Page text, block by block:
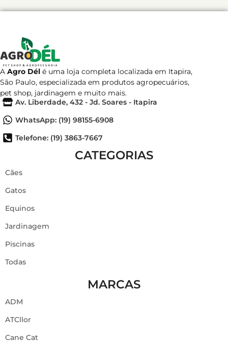
A Agro Dél é uma loja completa localizada em Itapira,
São Paulo, especializada em produtos agropecuários,
pet shop, jardinagem e muito mais.
Av. Liberdade, 432 - Jd. Soares - Itapira
WhatsApp: (19) 98155-6908
Telefone: (19) 3863-7667
CATEGORIAS
Cães
Gatos
Equinos
Jardinagem
Piscinas
Todas
MARCAS
ADM
ATCllor
Cane Cat